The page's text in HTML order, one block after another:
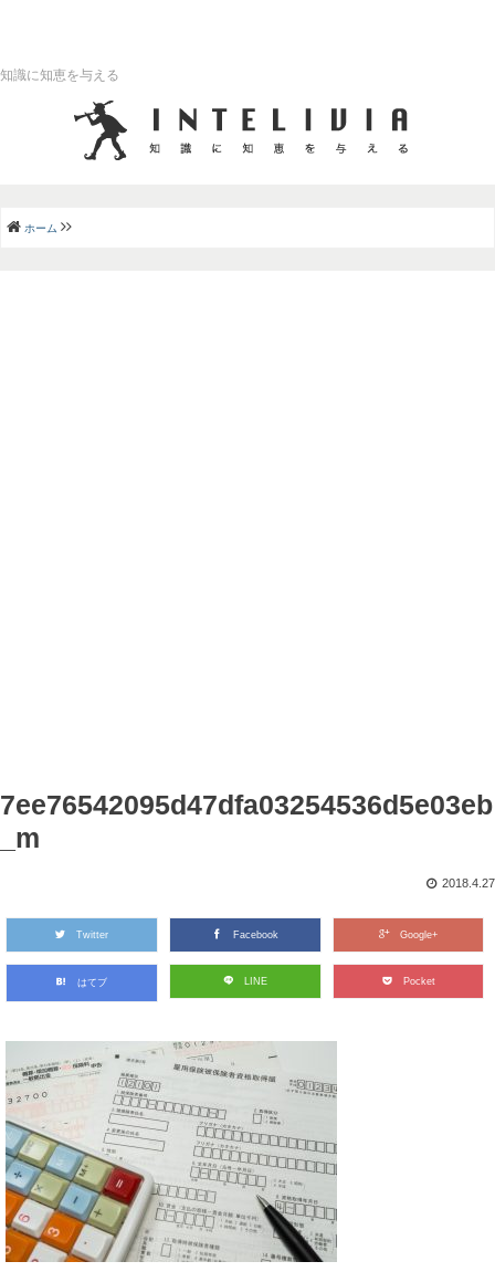
知識に知恵を与える
ホーム
7ee76542095d47dfa03254536d5e03eb
_m
2018.4.27
Twitter Facebook Google+
はてブ LINE Pocket